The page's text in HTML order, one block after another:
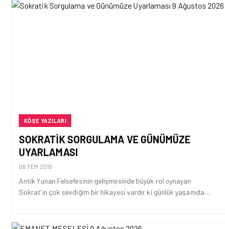
KÖŞE YAZILARI
SOKRATIK SORGULAMA VE GÜNÜMÜZE
UYARLAMASI
06 TEM 2015
Antik Yunan Felsefesinin gelişmesinde büyük rol oynayan
Sokrat’ın çok sevdiğim bir hikayesi vardır ki günlük yaşamda…